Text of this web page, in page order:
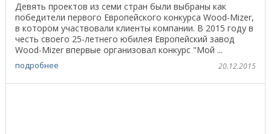
Девять проектов из семи стран были выбраны как
победители первого Европейского конкурса Wood-Mizer,
в котором участвовали клиенты компании. В 2015 году в
честь своего 25-летнего юбилея Европейский завод
Wood-Mizer впервые организовал конкурс "Мой ...
подробнее 20.12.2015